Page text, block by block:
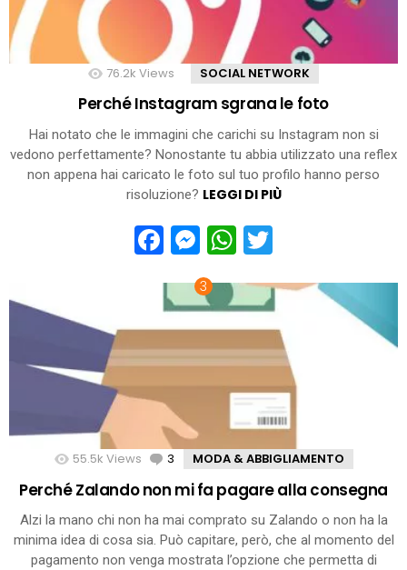
76.2k Views SOCIAL NETWORK
Perché Instagram sgrana le foto
Hai notato che le immagini che carichi su Instagram non si
vedono perfettamente? Nonostante tu abbia utilizzato una reflex
non appena hai caricato le foto sul tuo profilo hanno perso
risoluzione? LEGGI DI PIÙ
Facebook
Messenger
WhatsApp
55.5k Views 3 Comments
MODA & ABBIGLIAMENTO
Perché Zalando non mi fa pagare alla consegna
Alzi la mano chi non ha mai comprato su Zalando o non ha la
minima idea di cosa sia. Può capitare, però, che al momento del
pagamento non venga mostrata l’opzione che permetta di